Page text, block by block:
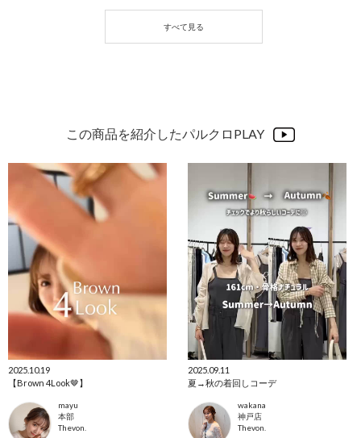
この商品を紹介したパルクロPLAY
2025.10.19
【Brown 4Look🤎】
mayu
本部
Thevon.
2025.09.11
夏→秋の着回しコーデ
wakana
神戸店
Thevon.